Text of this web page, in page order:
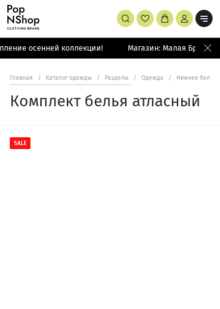
осенней коллекции! Магазин: Малая Бронная
Главная / Каталог одежды / Разделы / Одежда / Нижнее белье
Комплект белья атласный
SALE